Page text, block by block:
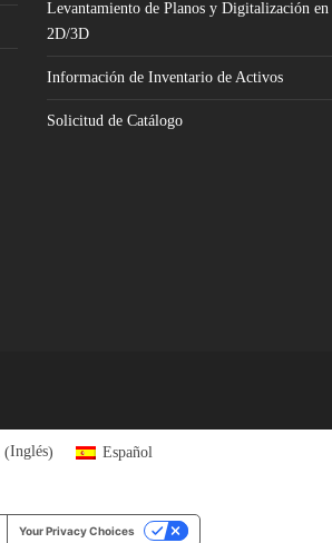
Levantamiento de Planos y Digitalización en
2D/3D
Información de Inventario de Activos
Solicitud de Catálogo
(Inglés) Español
Your Privacy Choices